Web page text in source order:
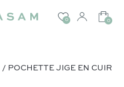
0 0
/ POCHETTE JIGE EN CUIR